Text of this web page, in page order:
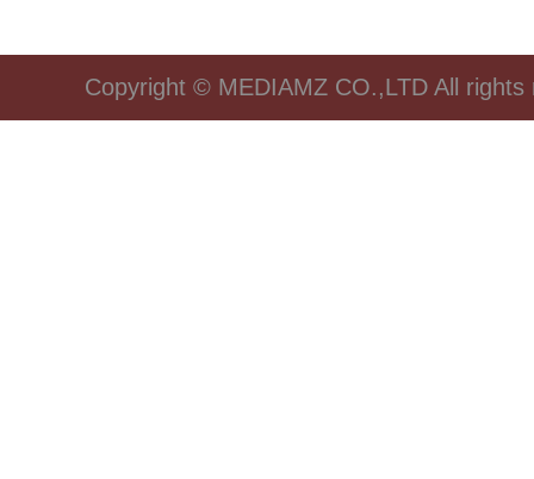
Copyright © MEDIAMZ CO.,LTD All rights